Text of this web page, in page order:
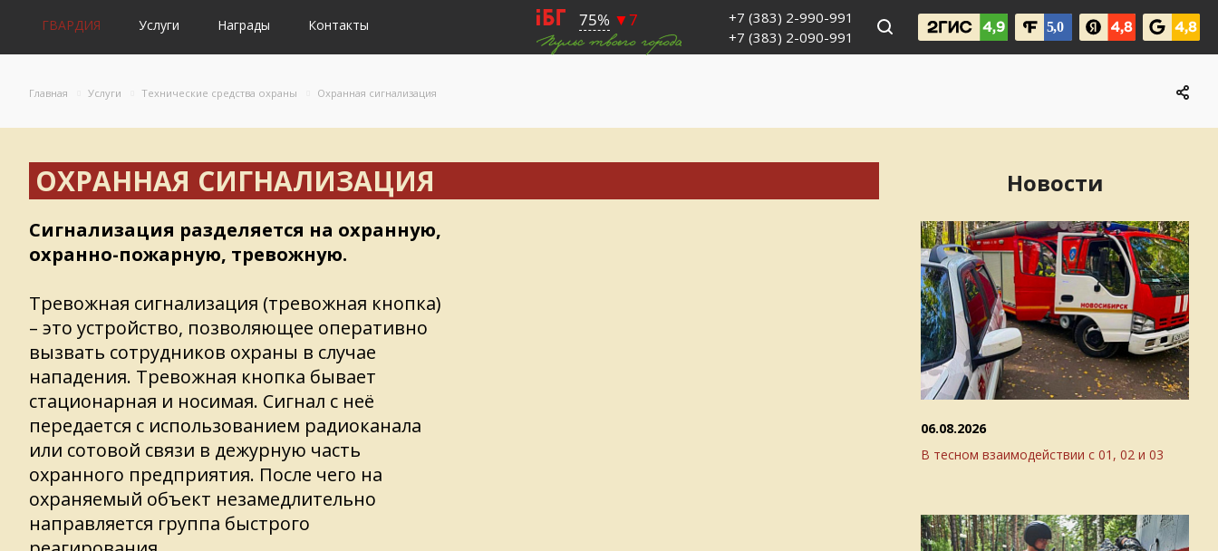
ГВАРДИЯ Услуги Награды Контакты
+7 (383) 2-990-991
+7 (383) 2-090-991
Главная Услуги Технические средства охраны Охранная сигнализация
ОХРАННАЯ СИГНАЛИЗАЦИЯ
Сигнализация разделяется на охранную,
охранно-пожарную, тревожную.
Тревожная сигнализация (тревожная кнопка)
– это устройство, позволяющее оперативно
вызвать сотрудников охраны в случае
нападения. Тревожная кнопка бывает
стационарная и носимая. Сигнал с неё
передается с использованием радиоканала
или сотовой связи в дежурную часть
охранного предприятия. После чего на
охраняемый объект незамедлительно
направляется группа быстрого
Новости
В тесном взаимодействии с 01, 02 и 03
06.08.2026